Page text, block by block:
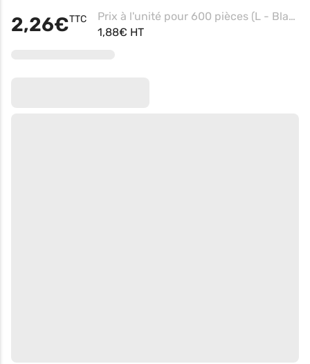
2,26€TTC
Prix à l'unité pour 600 pièces (L - Blanc)
1,88€ HT